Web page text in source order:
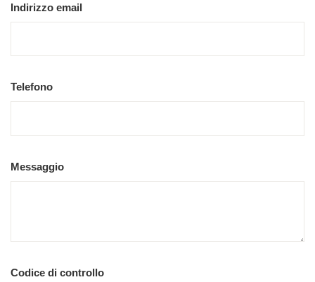
Indirizzo email
Telefono
Messaggio
Codice di controllo